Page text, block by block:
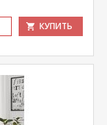
КУПИТЬ